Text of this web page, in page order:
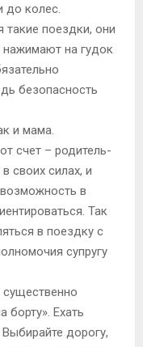
до колес.
такие поездки, они
нажимают на гудок
безопасность
и мама.
счет – родитель-
своих силах, и
в
Так
в поездку с
супругу
борту». Ехать
дорогу,